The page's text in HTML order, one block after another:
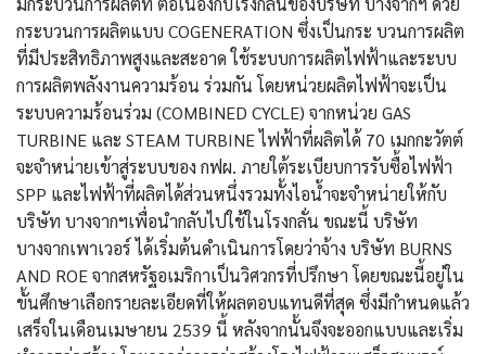
กระบวนการผลิตแบบ COGENERATION ซึ่งเป็นกระ บวนการผลิต
ที่มีประสิทธิภาพสูงและสะอาด ใช้ระบบการผลิตไฟฟ้าและระบบ
การผลิตพลังงานความร้อน ร่วมกัน โดยหน่วยผลิตไฟฟ้าจะเป็น
ระบบความร้อนร่วม (COMBINED CYCLE) จากหน่วย GAS
TURBINE และ STEAM TURBINE ไฟฟ้าที่ผลิตได้ 70 เมกกะวัตต์
จะจำหน่ายเข้าสู่ระบบของ กฟผ. ภายใต้ระเบียบการรับซื้อไฟฟ้า
SPP และไฟฟ้าที่ผลิตได้ส่วนหนึ่งรวมทั้งไอน้ำจะจำหน่ายให้กับ
บริษัท บางจากฯเพื่อนำกลับไปใช้ในโรงกลั่น ขณะนี้ บริษัท
บางจากเพาเวอร์ ได้เริ่มต้นดำเนินการโดยว่าจ้าง บริษัท BURNS
AND ROE จากสหรัฐอเมริกาเป็นวิศวกรที่ปรึกษา โดยขณะนี้อยู่ใน
ขั้นศึกษาเลือกรายละเอียดที่ให้ผลตอบแทนดีที่สุด ซึ่งมีกำหนดแล้ว
เสร็จในเดือนเมษายน 2539 นี้ หลังจากนั้นจึงจะออกแบบและเริ่ม